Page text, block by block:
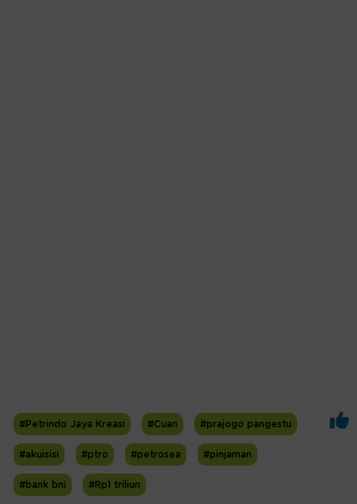
#Petrindo Jaya Kreasi #Cuan #prajogo pangestu
#akuisisi #ptro #petrosea #pinjaman
#bank bni #Rp1 triliun